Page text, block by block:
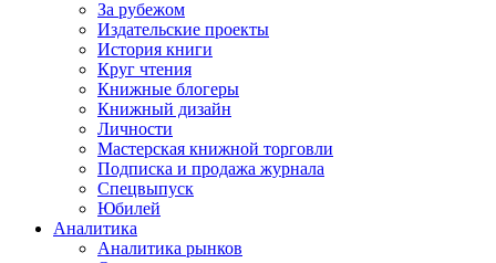
За рубежом
Издательские проекты
История книги
Круг чтения
Книжные блогеры
Книжный дизайн
Личности
Мастерская книжной торговли
Подписка и продажа журнала
Спецвыпуск
Юбилей
Аналитика
Аналитика рынков